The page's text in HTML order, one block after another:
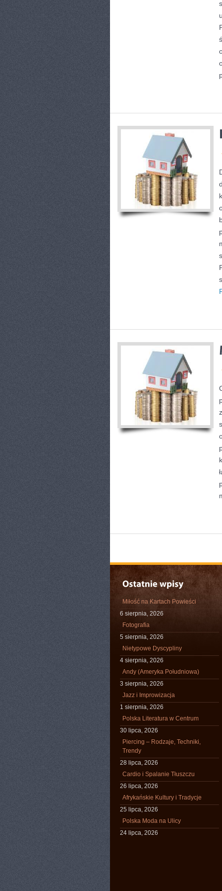
Miłość na Kartach Powieści
6 sierpnia, 2026
Fotografia
5 sierpnia, 2026
Nietypowe Dyscypliny
4 sierpnia, 2026
Andy (Ameryka Południowa)
3 sierpnia, 2026
Jazz i Improwizacja
1 sierpnia, 2026
Polska Literatura w Centrum
30 lipca, 2026
Piercing – Rodzaje, Techniki,
Trendy
28 lipca, 2026
Cardio i Spalanie Tłuszczu
26 lipca, 2026
Afrykańskie Kultury i Tradycje
25 lipca, 2026
Polska Moda na Ulicy
24 lipca, 2026